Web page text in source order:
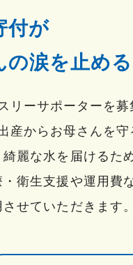
付が
の涙を止める
ーサポーターを募
からお母さんを守
麗な水を届けるため
衛生支援や運用費
せていただきます。